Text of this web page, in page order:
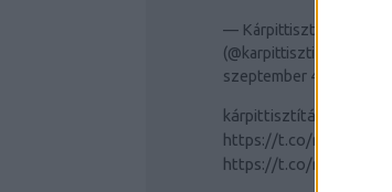
— Kárpittisztítás
(@karpittisztitas)
szeptember 4.
kárpittisztítás
https://t.co/
https://t.co/